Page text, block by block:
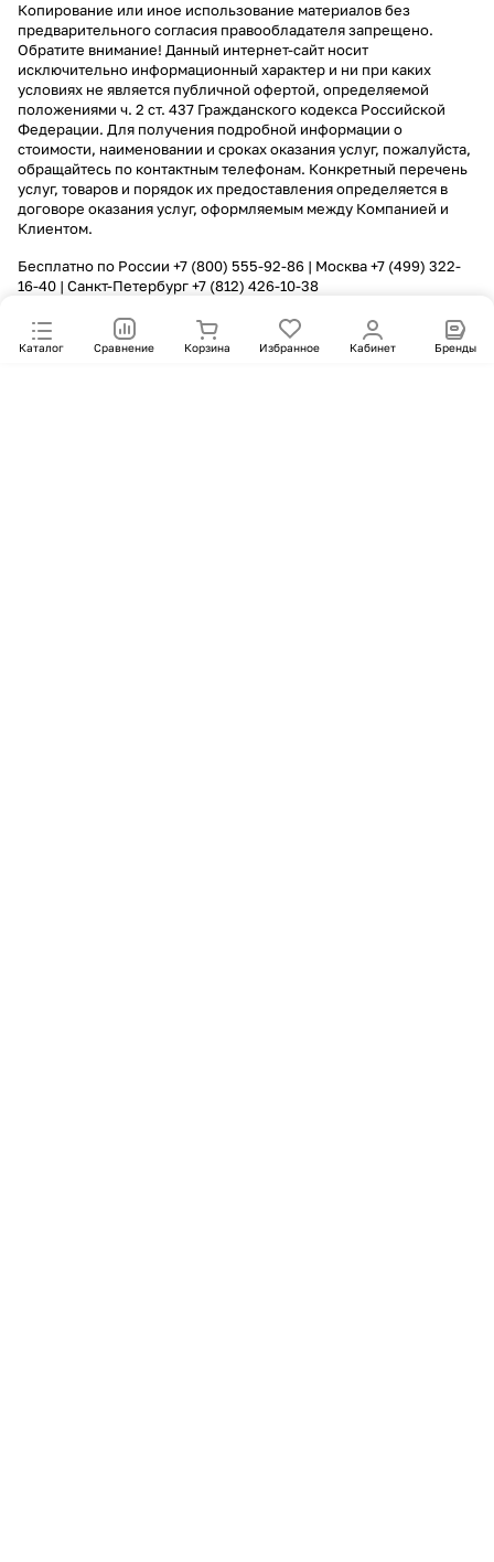
Каталог Сравнение Корзина Избранное Кабинет Бренды
Копирование или иное использование материалов без
предварительного согласия правообладателя запрещено.
Обратите внимание! Данный интернет-сайт носит
исключительно информационный характер и ни при каких
условиях не является публичной офертой, определяемой
положениями ч. 2 ст. 437 Гражданского кодекса Российской
Федерации. Для получения подробной информации о
стоимости, наименовании и сроках оказания услуг, пожалуйста,
обращайтесь по контактным телефонам. Конкретный перечень
услуг, товаров и порядок их предоставления определяется в
договоре оказания услуг, оформляемым между Компанией и
Клиентом.
Бесплатно по России +7 (800) 555-92-86 | Москва+7 (499) 322-
16-40 | Санкт-Петербург+7 (812) 426-10-38